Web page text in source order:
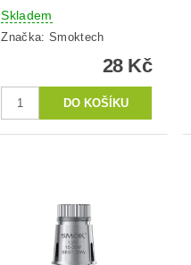
Skladem
Značka: Smoktech
28 Kč